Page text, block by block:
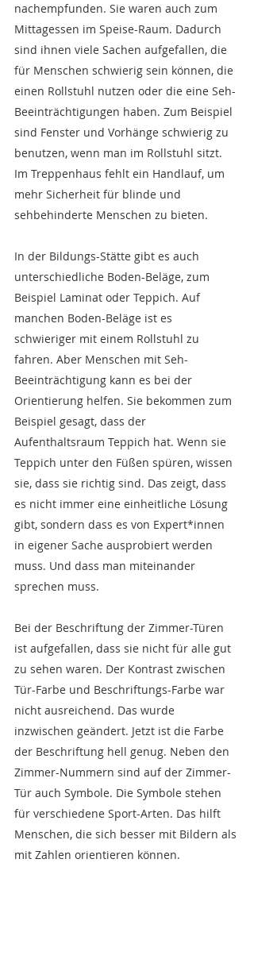
nachempfunden. Sie waren auch zum
Mittagessen im Speise-Raum. Dadurch
sind ihnen viele Sachen aufgefallen, die
für Menschen schwierig sein können, die
einen Rollstuhl nutzen oder die eine Seh-
Beeinträchtigungen haben. Zum Beispiel
sind Fenster und Vorhänge schwierig zu
benutzen, wenn man im Rollstuhl sitzt.
Im Treppenhaus fehlt ein Handlauf, um
mehr Sicherheit für blinde und
sehbehinderte Menschen zu bieten.
In der Bildungs-Stätte gibt es auch
unterschiedliche Boden-Beläge, zum
Beispiel Laminat oder Teppich. Auf
manchen Boden-Beläge ist es
schwieriger mit einem Rollstuhl zu
fahren. Aber Menschen mit Seh-
Beeinträchtigung kann es bei der
Orientierung helfen. Sie bekommen zum
Beispiel gesagt, dass der
Aufenthaltsraum Teppich hat. Wenn sie
Teppich unter den Füßen spüren, wissen
sie, dass sie richtig sind. Das zeigt, dass
es nicht immer eine einheitliche Lösung
gibt, sondern dass es von Expert*innen
in eigener Sache ausprobiert werden
muss. Und dass man miteinander
sprechen muss.
Bei der Beschriftung der Zimmer-Türen
ist aufgefallen, dass sie nicht für alle gut
zu sehen waren. Der Kontrast zwischen
Tür-Farbe und Beschriftungs-Farbe war
nicht ausreichend. Das wurde
inzwischen geändert. Jetzt ist die Farbe
der Beschriftung hell genug. Neben den
Zimmer-Nummern sind auf der Zimmer-
Tür auch Symbole. Die Symbole stehen
für verschiedene Sport-Arten. Das hilft
Menschen, die sich besser mit Bildern als
mit Zahlen orientieren können.